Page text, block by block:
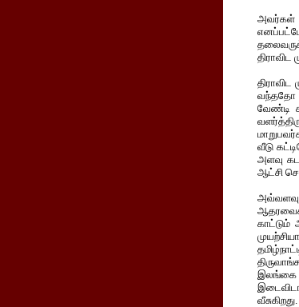
அவர்கள்
வந்ததோ
வேண்டி
வீடு
அளவு
ஆட்சி
அவ்வளவு
காட்டும்
இலங்கை
வீசுகிறது.